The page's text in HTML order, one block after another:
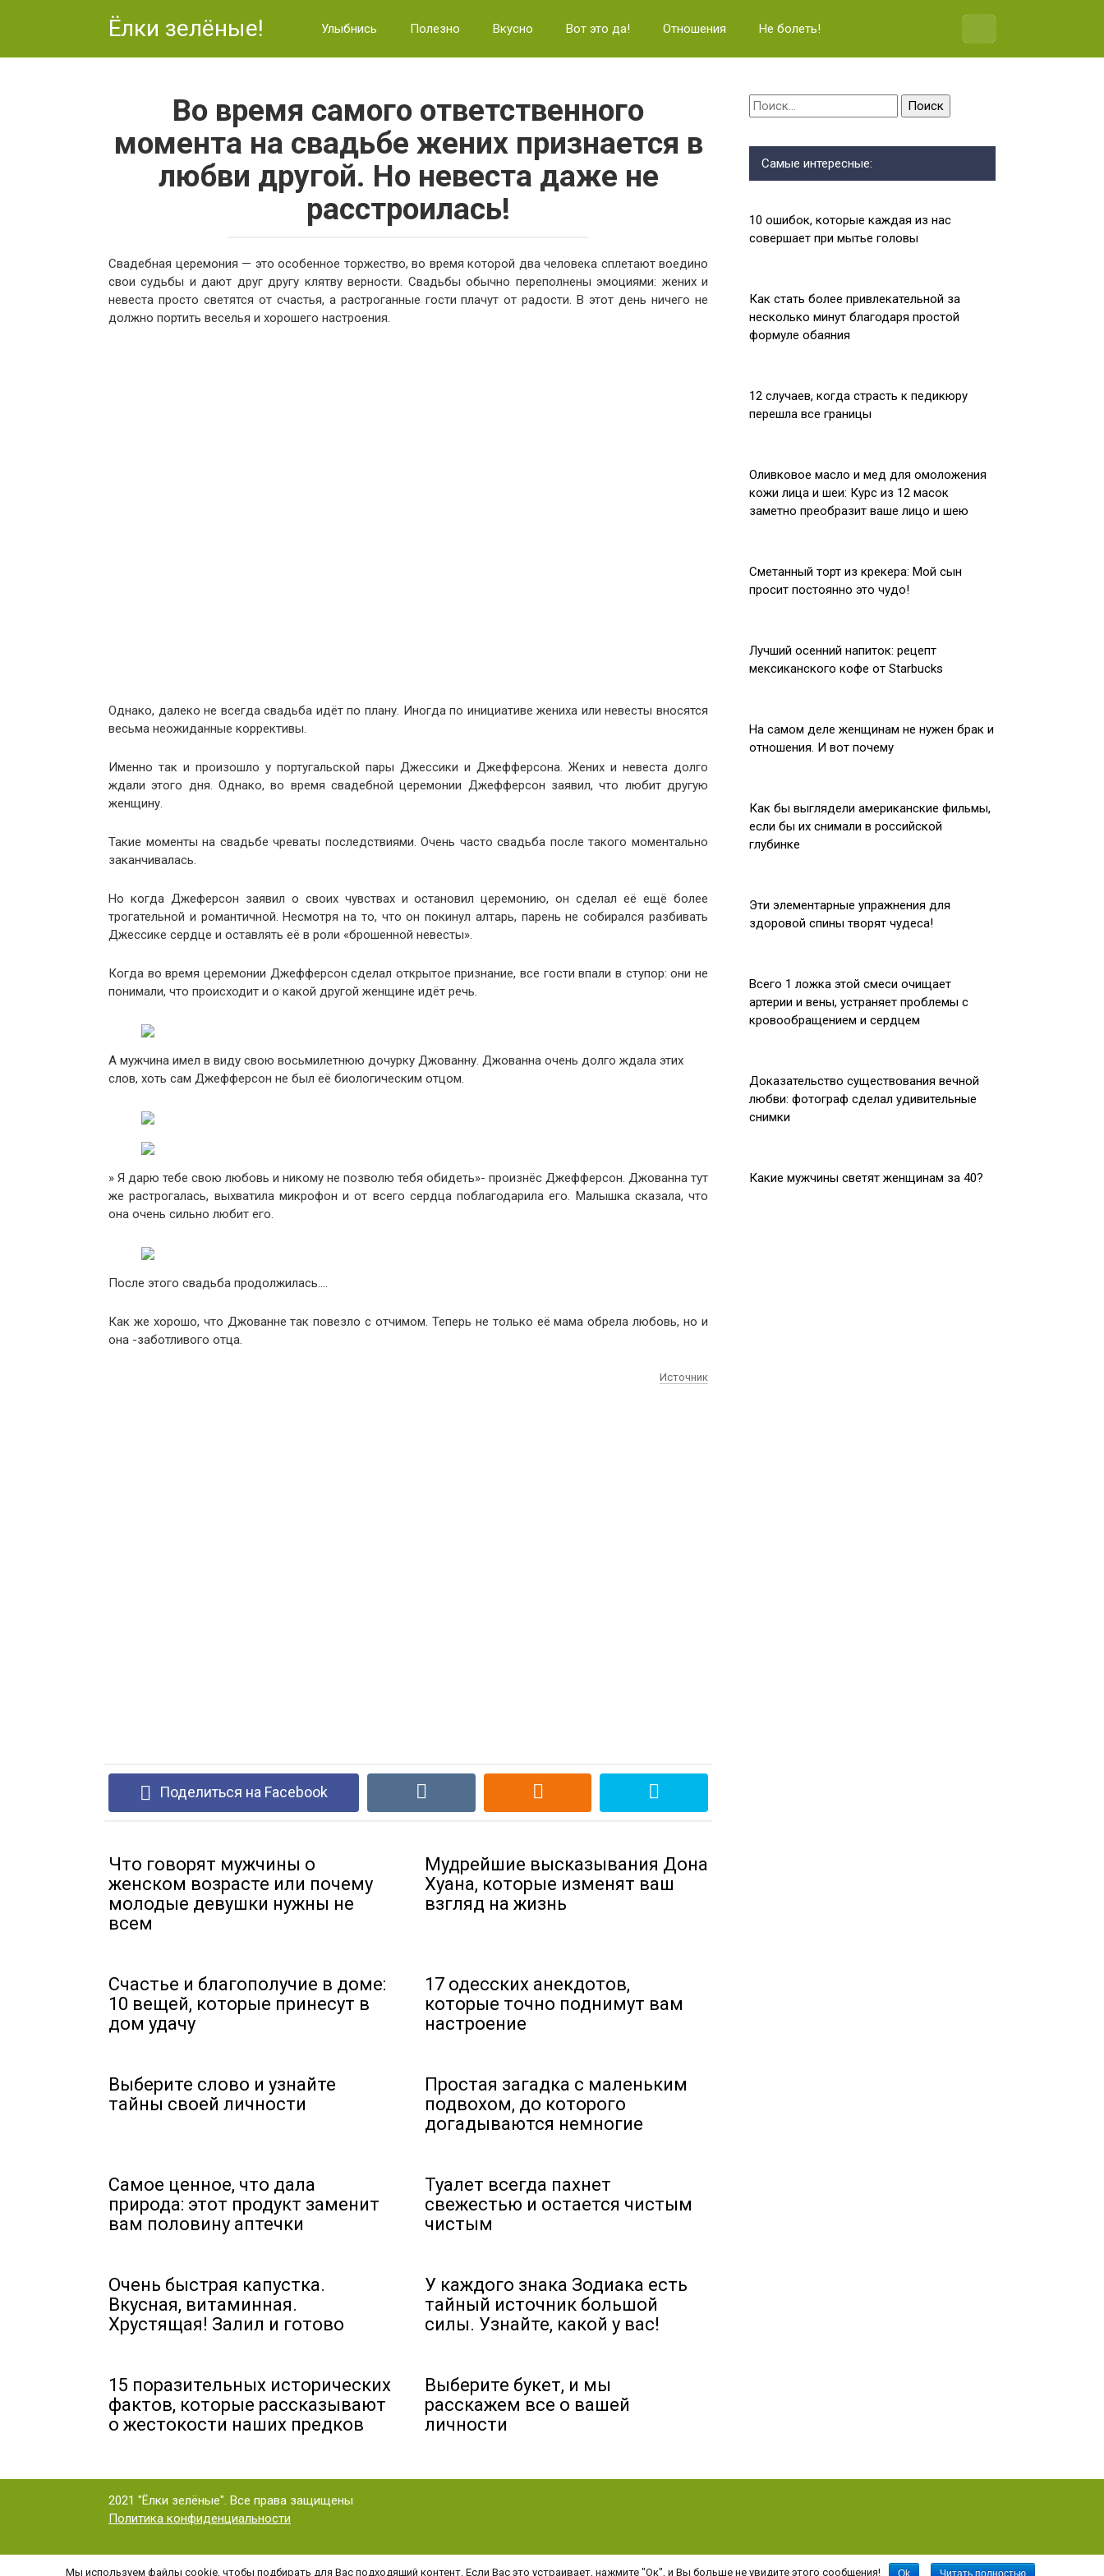
Ёлки зелёные! Улыбнись Полезно Вкусно Вот это да! Отношения Не болеть!
Во время самого ответственного
момента на свадьбе жених признается в
любви другой. Но невеста даже не
расстроилась!
Свадебная церемония — это особенное торжество, во время которой два человека сплетают воедино
свои судьбы и дают друг другу клятву верности. Свадьбы обычно переполнены эмоциями: жених и
невеста просто светятся от счастья, а растроганные гости плачут от радости. В этот день ничего не
должно портить веселья и хорошего настроения.
Однако, далеко не всегда свадьба идёт по плану. Иногда по инициативе жениха или невесты вносятся
весьма неожиданные коррективы.
Именно так и произошло у португальской пары Джессики и Джефферсона. Жених и невеста долго
ждали этого дня. Однако, во время свадебной церемонии Джефферсон заявил, что любит другую
женщину.
Такие моменты на свадьбе чреваты последствиями. Очень часто свадьба после такого моментально
заканчивалась.
Но когда Джеферсон заявил о своих чувствах и остановил церемонию, он сделал её ещё более
трогательной и романтичной. Несмотря на то, что он покинул алтарь, парень не собирался разбивать
Джессике сердце и оставлять её в роли «брошенной невесты».
Когда во время церемонии Джефферсон сделал открытое признание, все гости впали в ступор: они не
понимали, что происходит и о какой другой женщине идёт речь.
А мужчина имел в виду свою восьмилетнюю дочурку Джованну. Джованна очень долго ждала этих
слов, хоть сам Джефферсон не был её биологическим отцом.
» Я дарю тебе свою любовь и никому не позволю тебя обидеть»- произнёс Джефферсон. Джованна тут
же растрогалась, выхватила микрофон и от всего сердца поблагодарила его. Малышка сказала, что
она очень сильно любит его.
После этого свадьба продолжилась….
Как же хорошо, что Джованне так повезло с отчимом. Теперь не только её мама обрела любовь, но и
она -заботливого отца.
Источник
Поделиться на Facebook
Что говорят мужчины о
женском возрасте или почему
молодые девушки нужны не
всем
Мудрейшие высказывания Дона
Хуана, которые изменят ваш
взгляд на жизнь
Счастье и благополучие в доме:
10 вещей, которые принесут в
дом удачу
17 одесских анекдотов,
которые точно поднимут вам
настроение
Выберите слово и узнайте
тайны своей личности
Простая загадка с маленьким
подвохом, до которого
догадываются немногие
Самое ценное, что дала
природа: этот продукт заменит
вам половину аптечки
Туалет всегда пахнет
свежестью и остается чистым
чистым
Очень быстрая капустка.
Вкусная, витаминная.
Хрустящая! Залил и готово
У каждого знака Зодиака есть
тайный источник большой
силы. Узнайте, какой у вас!
15 поразительных исторических
фактов, которые рассказывают
о жeстокости наших предков
Выберите букет, и мы
расскажем все о вашей
личности
Найти:
Самые интересные:
10 ошибок, которые каждая из нас
совершает при мытье головы
Как стать более привлекательной за
несколько минут благодаря простой
формуле обаяния
12 случаев, когда страсть к педикюру
перешла все границы
Оливковое масло и мед для омоложения
кожи лица и шеи: Курс из 12 масок
заметно преобразит ваше лицо и шею
Сметанный торт из крекера: Мой сын
просит постоянно это чудо!
Лучший осенний напиток: рецепт
мексиканского кофе от Starbucks
На самом деле женщинам не нужен брак и
отношения. И вот почему
Как бы выглядели американские фильмы,
если бы их снимали в российской
глубинке
Эти элементарные упражнения для
здоровой спины творят чудеса!
Всего 1 ложка этой смеси очищает
артерии и вены, устраняет проблемы с
кровообращением и сердцем
Доказательство существования вечной
любви: фотограф сделал удивительные
снимки
Какие мужчины светят женщинам за 40?
2021 "Ёлки зелёные". Все права защищены
Политика конфиденциальности
Мы используем файлы cookie, чтобы подбирать для Вас подходящий контент. Если Вас это устраивает, нажмите "Ок", и Вы больше не увидите этого сообщения! Ok Читать полностью